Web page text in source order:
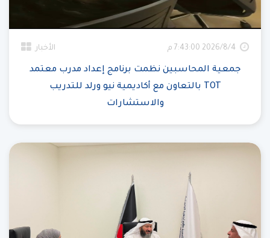
4‏‏/8‏‏/2026 7:43:00 م الأخبار
جمعية المحاسبين نظمت برنامج إعداد مدرب معتمد
TOT بالتعاون مع أكاديمية نيو ورلد للتدريب
والاستشارات